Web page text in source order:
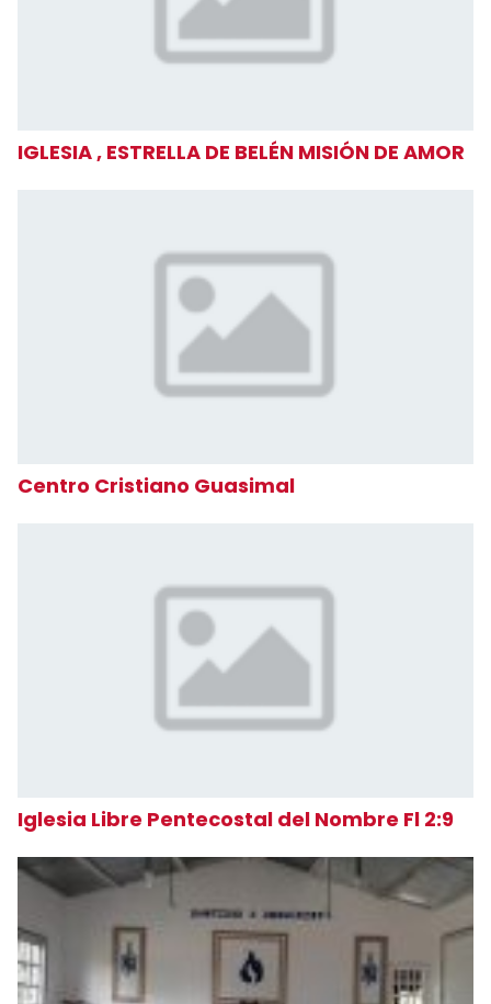
IGLESIA , ESTRELLA DE BELÉN MISIÓN DE AMOR
Centro Cristiano Guasimal
Iglesia Libre Pentecostal del Nombre Fl 2:9